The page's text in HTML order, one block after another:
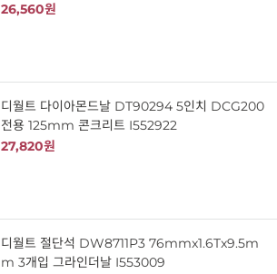
26,560원
디월트 다이아몬드날 DT90294 5인치 DCG200
전용 125mm 콘크리트 I552922
27,820원
디월트 절단석 DW8711P3 76mmx1.6Tx9.5m
m 3개입 그라인더날 I553009